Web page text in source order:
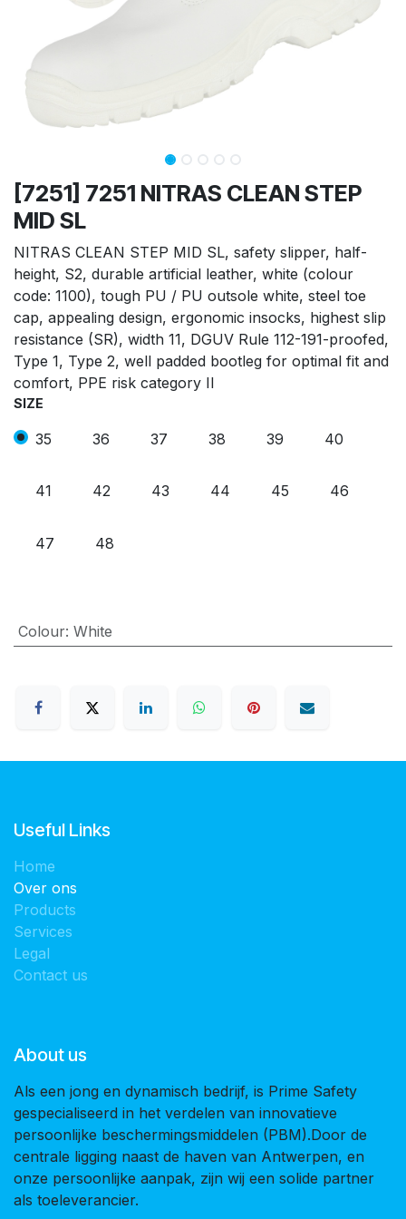
[7251] 7251 NITRAS CLEAN STEP
MID SL
NITRAS CLEAN STEP MID SL, safety slipper, half-
height, S2, durable artificial leather, white (colour
code: 1100), tough PU / PU outsole white, steel toe
cap, appealing design, ergonomic insocks, highest slip
resistance (SR), width 11, DGUV Rule 112-191-proofed,
Type 1, Type 2, well padded bootleg for optimal fit and
comfort, PPE risk category II
SIZE
35 36 37 38 39 40
41 42 43 44 45 46
47 48
Colour: White
Useful Links
Home
Over ons
Products
Services
Legal
Contact us
About us
Als een jong en dynamisch bedrijf, is Prime Safety
gespecialiseerd in het verdelen van innovatieve
persoonlijke beschermingsmiddelen (PBM).Door de
centrale ligging naast de haven van Antwerpen, en
onze persoonlijke aanpak, zijn wij een solide partner
als toeleverancier.